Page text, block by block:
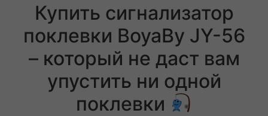
Купить сигнализатор
поклевки BoyaBy JY-56
– который не даст вам
упустить ни одной
поклевки